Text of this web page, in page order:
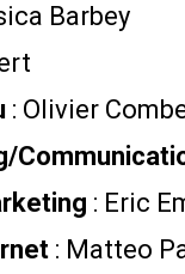
Barbey
: Olivier
: Eric
: Matteo